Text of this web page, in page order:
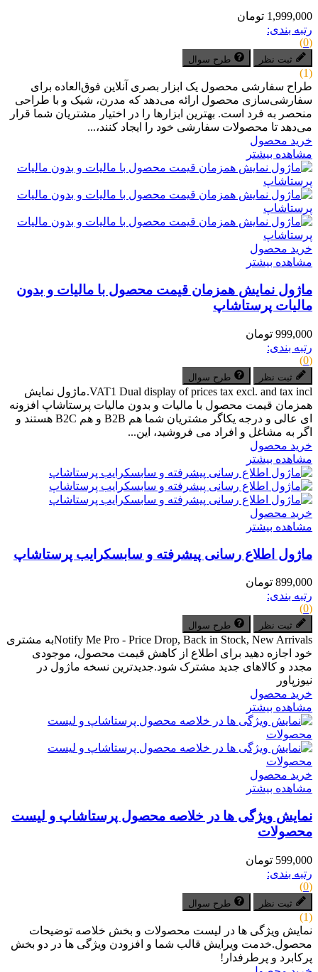
1,999,000 تومان
رتبه بندی:
(0)
ثبت نظر طرح سوال
(1)
طراح سفارشی محصول یک ابزار بصری آنلاین فوق‌العاده برای
سفارشی‌سازی محصول ارائه می‌دهد که مدرن، شیک و با طراحی
منحصر به فرد است. بهترین ابزارها را در اختیار مشتریان شما قرار
می‌دهد تا محصولات سفارشی خود را ایجاد کنند،...
خرید محصول
مشاهده بیشتر
خرید محصول
مشاهده بیشتر
ماژول نمایش همزمان قیمت محصول با مالیات و بدون
مالیات پرستاشاپ
999,000 تومان
رتبه بندی:
(0)
ثبت نظر طرح سوال
VAT1 Dual display of prices tax excl. and tax incl.ماژول نمایش
همزمان قیمت محصول با مالیات و بدون مالیات پرستاشاپ افزونه
ای عالی و درجه یکاگر مشتریان شما هم B2B و هم B2C هستند و
اگر به مشاغل و افراد می فروشید، این...
خرید محصول
مشاهده بیشتر
خرید محصول
مشاهده بیشتر
ماژول اطلاع رسانی پیشرفته و سابسکرایب پرستاشاپ
899,000 تومان
رتبه بندی:
(0)
ثبت نظر طرح سوال
Notify Me Pro - Price Drop, Back in Stock, New Arrivalsبه مشتری
خود اجازه دهید برای اطلاع از کاهش قیمت محصول، موجودی
مجدد و کالاهای جدید مشترک شود.جدیدترین نسخه ماژول در
نیوزپاور
خرید محصول
مشاهده بیشتر
خرید محصول
مشاهده بیشتر
نمایش ویژگی ها در خلاصه محصول پرستاشاپ و لیست
محصولات
599,000 تومان
رتبه بندی:
(0)
ثبت نظر طرح سوال
(1)
نمایش ویژگی ها در لیست محصولات و بخش خلاصه توضیحات
محصول.خدمت ویرایش قالب شما و افزودن ویژگی ها در دو بخش
پرکابرد و پرطرفدار!